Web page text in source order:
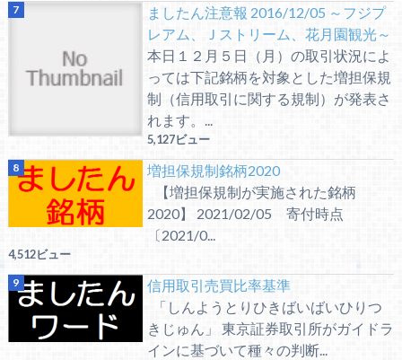
ましたん注意報 2016/12/05 ～フジプ
レアム、Ｊストリーム、花月園観光～
本日１２月５日（月）の取引状況によ
っては下記銘柄を対象とした増担保規
制（信用取引に関する規制）が発表さ
れます。...
5,127ビュー
増担保規制銘柄2020
【増担保規制が実施された銘柄
2020】 2021/02/05 寄付時点
〔2021/0...
4,512ビュー
信用取引売買比率基準
「しんようとりひきばいばいひりつ
きじゅん」 東京証券取引所がガイドラ
インに基づいて種々の判断...